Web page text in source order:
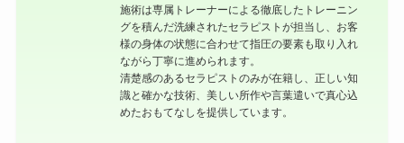
施術は専属トレーナーによる徹底したトレーニン
グを積んだ洗練されたセラピストが担当し、お客
様の身体の状態に合わせて指圧の要素も取り入れ
ながら丁寧に進められます。
清楚感のあるセラピストのみが在籍し、正しい知
識と確かな技術、美しい所作や言葉遣いで真心込
めたおもてなしを提供しています。